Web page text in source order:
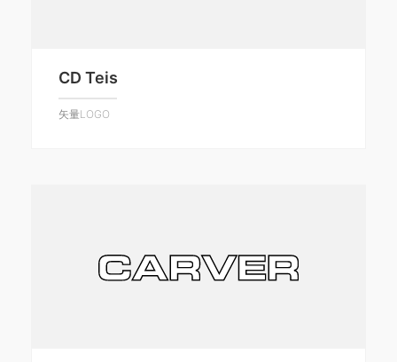
CD Teis
矢量LOGO